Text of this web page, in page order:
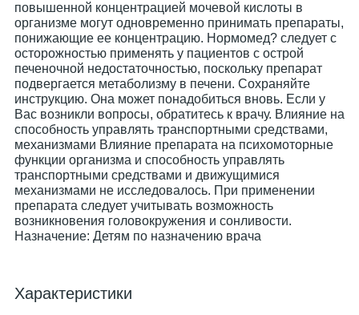
повышенной концентрацией мочевой кислоты в
организме могут одновременно принимать препараты,
понижающие ее концентрацию. Нормомед? следует с
осторожностью применять у пациентов с острой
печеночной недостаточностью, поскольку препарат
подвергается метаболизму в печени. Сохраняйте
инструкцию. Она может понадобиться вновь. Если у
Вас возникли вопросы, обратитесь к врачу. Влияние на
способность управлять транспортными средствами,
механизмами Влияние препарата на психомоторные
функции организма и способность управлять
транспортными средствами и движущимися
механизмами не исследовалось. При применении
препарата следует учитывать возможность
возникновения головокружения и сонливости.
Назначение: Детям по назначению врача
Характеристики